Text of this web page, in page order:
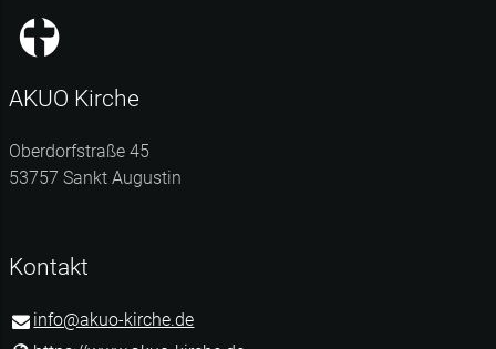
AKUO Kirche
Oberdorfstraße 45
53757 Sankt Augustin
Kontakt
info@​akuo-kirche.​de